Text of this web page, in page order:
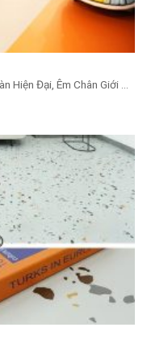
Hiện Đại, Êm Chân Giới ...